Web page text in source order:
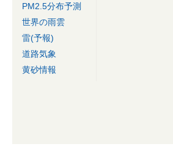
PM2.5分布予測
世界の雨雲
雷(予報)
道路気象
黄砂情報